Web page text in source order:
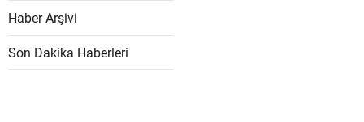
Haber Arşivi
Son Dakika Haberleri